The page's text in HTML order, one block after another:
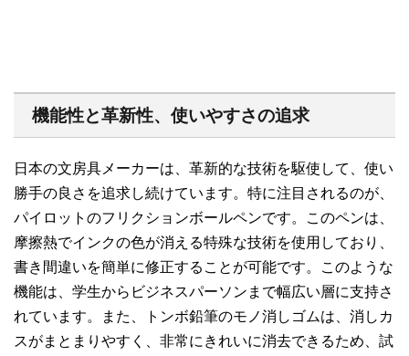
機能性と革新性、使いやすさの追求
日本の文房具メーカーは、革新的な技術を駆使して、使い
勝手の良さを追求し続けています。特に注目されるのが、
パイロットのフリクションボールペンです。このペンは、
摩擦熱でインクの色が消える特殊な技術を使用しており、
書き間違いを簡単に修正することが可能です。このような
機能は、学生からビジネスパーソンまで幅広い層に支持さ
れています。また、トンボ鉛筆のモノ消しゴムは、消しカ
スがまとまりやすく、非常にきれいに消去できるため、試